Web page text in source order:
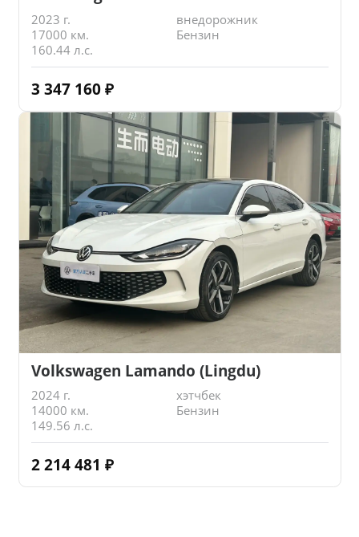
2023 г.
внедорожник
17000 км.
Бензин
160.44 л.с.
3 347 160 ₽
Volkswagen Lamando (Lingdu)
2024 г.
хэтчбек
14000 км.
Бензин
149.56 л.с.
2 214 481 ₽